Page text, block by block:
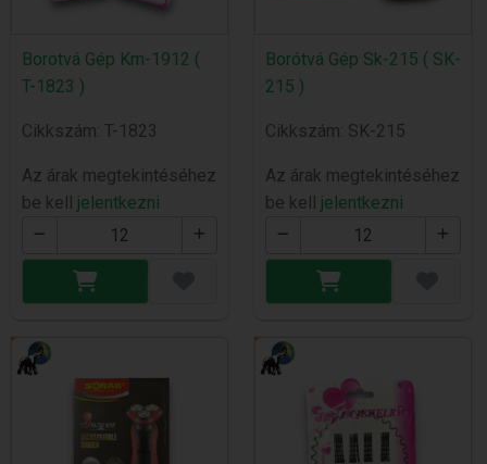
Borotvá Gép Km-1912 (
T-1823 )
Cikkszám: T-1823
Az árak megtekintéséhez
be kell jelentkezni
Borótvá Gép Sk-215 ( SK-
215 )
Cikkszám: SK-215
Az árak megtekintéséhez
be kell jelentkezni